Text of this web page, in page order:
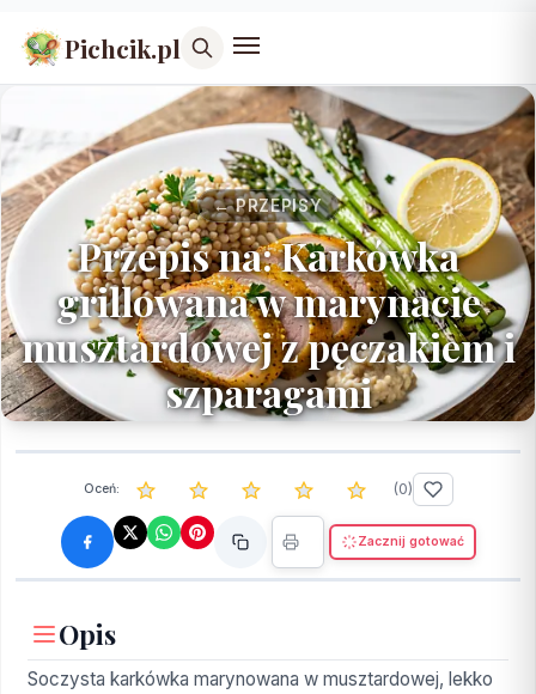
Pichcik.pl
← PRZEPISY
Przepis na: Karkówka
grillowana w marynacie
musztardowej z pęczakiem i
szparagami
Oceń: (0)
Zacznij gotować
Opis
Soczysta karkówka marynowana w musztardowej, lekko